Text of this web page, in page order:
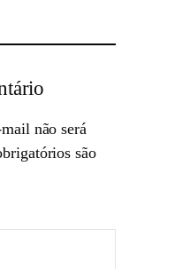
não será
são